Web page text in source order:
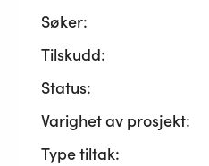
Søker:
Tilskudd:
Status:
Varighet av prosjekt:
Type tiltak: